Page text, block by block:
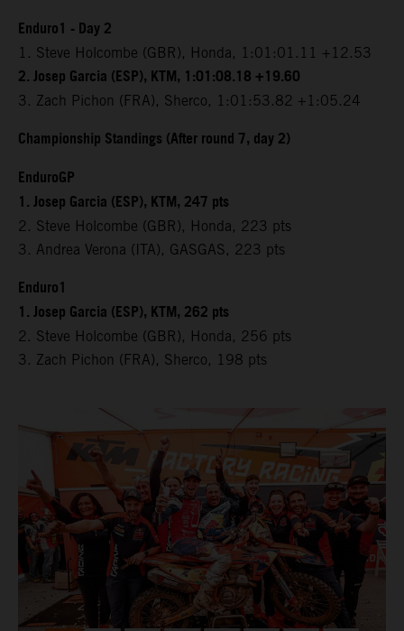
Enduro1 - Day 2
1. Steve Holcombe (GBR), Honda, 1:01:01.11 +12.53
2. Josep Garcia (ESP), KTM, 1:01:08.18 +19.60
3. Zach Pichon (FRA), Sherco, 1:01:53.82 +1:05.24
Championship Standings (After round 7, day 2)
EnduroGP
1. Josep Garcia (ESP), KTM, 247 pts
2. Steve Holcombe (GBR), Honda, 223 pts
3. Andrea Verona (ITA), GASGAS, 223 pts
Enduro1
1. Josep Garcia (ESP), KTM, 262 pts
2. Steve Holcombe (GBR), Honda, 256 pts
3. Zach Pichon (FRA), Sherco, 198 pts